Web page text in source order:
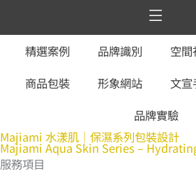
至
精選案例 品牌識別 空
商品包裝
形象網站 文宣
品牌實驗
Majiami 水漾肌｜保濕系列包裝設計
Majiami Aqua Skin Series –
服務項目